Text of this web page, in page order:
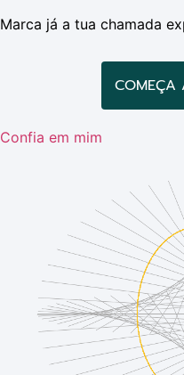
Marca já a tua chamada
COMEÇA
Confia em mim